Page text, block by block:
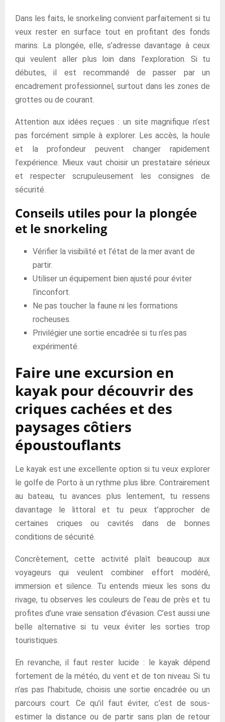
Dans les faits, le snorkeling convient parfaitement si tu
veux rester en surface tout en profitant des fonds
marins. La plongée, elle, s’adresse davantage à ceux
qui veulent aller plus loin dans l’exploration. Si tu
débutes, il est recommandé de passer par un
encadrement professionnel, surtout dans les zones de
grottes ou de courant.
Attention aux idées reçues : un site magnifique n’est
pas forcément simple à explorer. Les accès, la houle
et la profondeur peuvent changer rapidement
l’expérience. Mieux vaut choisir un prestataire sérieux
et respecter scrupuleusement les consignes de
sécurité.
Conseils utiles pour la plongée
et le snorkeling
Vérifier la visibilité et l’état de la mer avant de
partir.
Utiliser un équipement bien ajusté pour éviter
l’inconfort.
Ne pas toucher la faune ni les formations
rocheuses.
Privilégier une sortie encadrée si tu n’es pas
expérimenté.
Faire une excursion en
kayak pour découvrir des
criques cachées et des
paysages côtiers
époustouflants
Le kayak est une excellente option si tu veux explorer
le golfe de Porto à un rythme plus libre. Contrairement
au bateau, tu avances plus lentement, tu ressens
davantage le littoral et tu peux t’approcher de
certaines criques ou cavités dans de bonnes
conditions de sécurité.
Concrètement, cette activité plaît beaucoup aux
voyageurs qui veulent combiner effort modéré,
immersion et silence. Tu entends mieux les sons du
rivage, tu observes les couleurs de l’eau de près et tu
profites d’une vraie sensation d’évasion. C’est aussi une
belle alternative si tu veux éviter les sorties trop
touristiques.
En revanche, il faut rester lucide : le kayak dépend
fortement de la météo, du vent et de ton niveau. Si tu
n’as pas l’habitude, choisis une sortie encadrée ou un
parcours court. Ce qu’il faut éviter, c’est de sous-
estimer la distance ou de partir sans plan de retour